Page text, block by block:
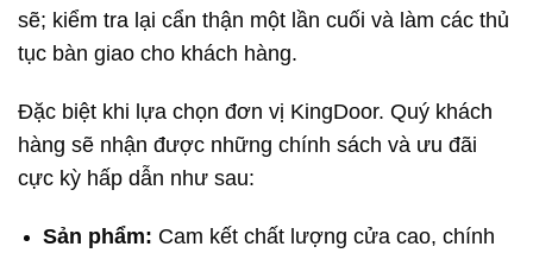
sẽ; kiểm tra lại cẩn thận một lần cuối và làm các thủ
tục bàn giao cho khách hàng.
Đặc biệt khi lựa chọn đơn vị KingDoor. Quý khách
hàng sẽ nhận được những chính sách và ưu đãi
cực kỳ hấp dẫn như sau:
Sản phẩm: Cam kết chất lượng cửa cao, chính